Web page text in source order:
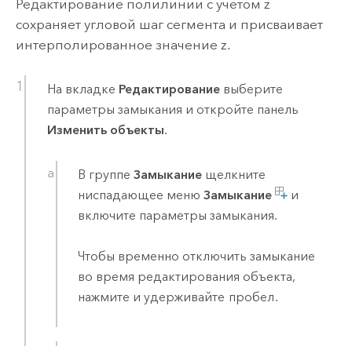
Редактирование полилинии с учетом z
сохраняет угловой шаг сегмента и присваивает
интерполированное значение z.
На вкладке Редактированиевыберите
параметры замыкания и откройте панель
Изменить объекты.
В группеЗамыкание щелкните
ниспадающее менюЗамыкание
и
включите параметры замыкания.
Чтобы временно отключить замыкание
во время редактирования объекта,
нажмите и удерживайте пробел.